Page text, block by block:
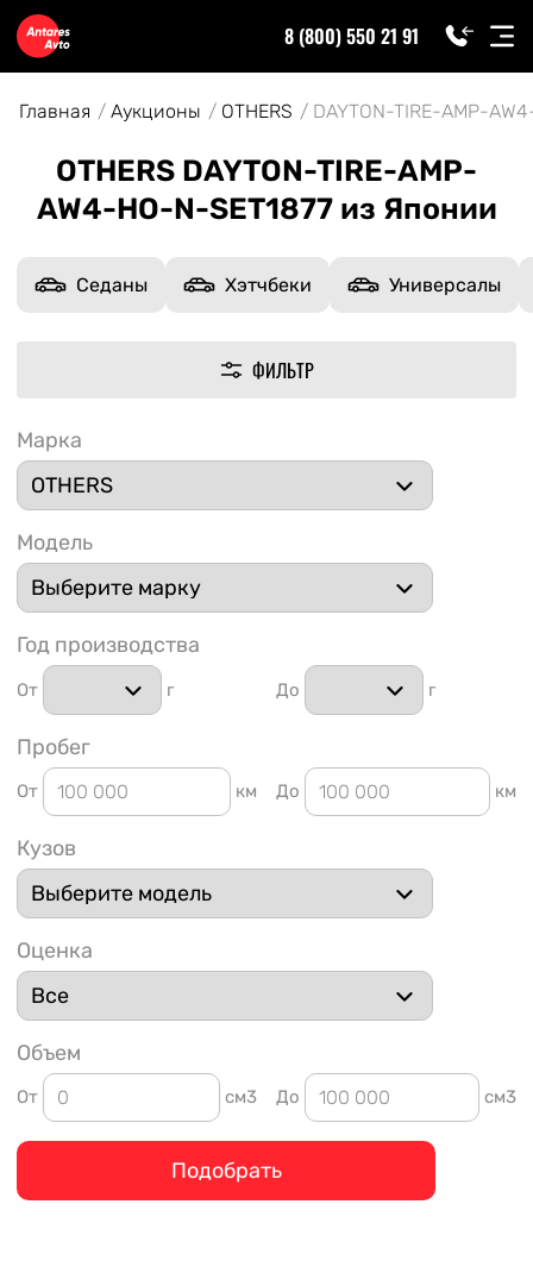
91
8 (800) 550 21 91
Главная Аукционы OTHERS DAYTON-TIRE-AMP-
OTHERS DAYTON-TIRE-AMP-
AW4-HO-N-SET1877 из Японии
Седаны Хэтчбеки Универсалы
ФИЛЬТР
Марка
Модель
Год производства
От г До г
Пробег
От км До км
Кузов
Оценка
Объем
От см3 До см3
Подобрать